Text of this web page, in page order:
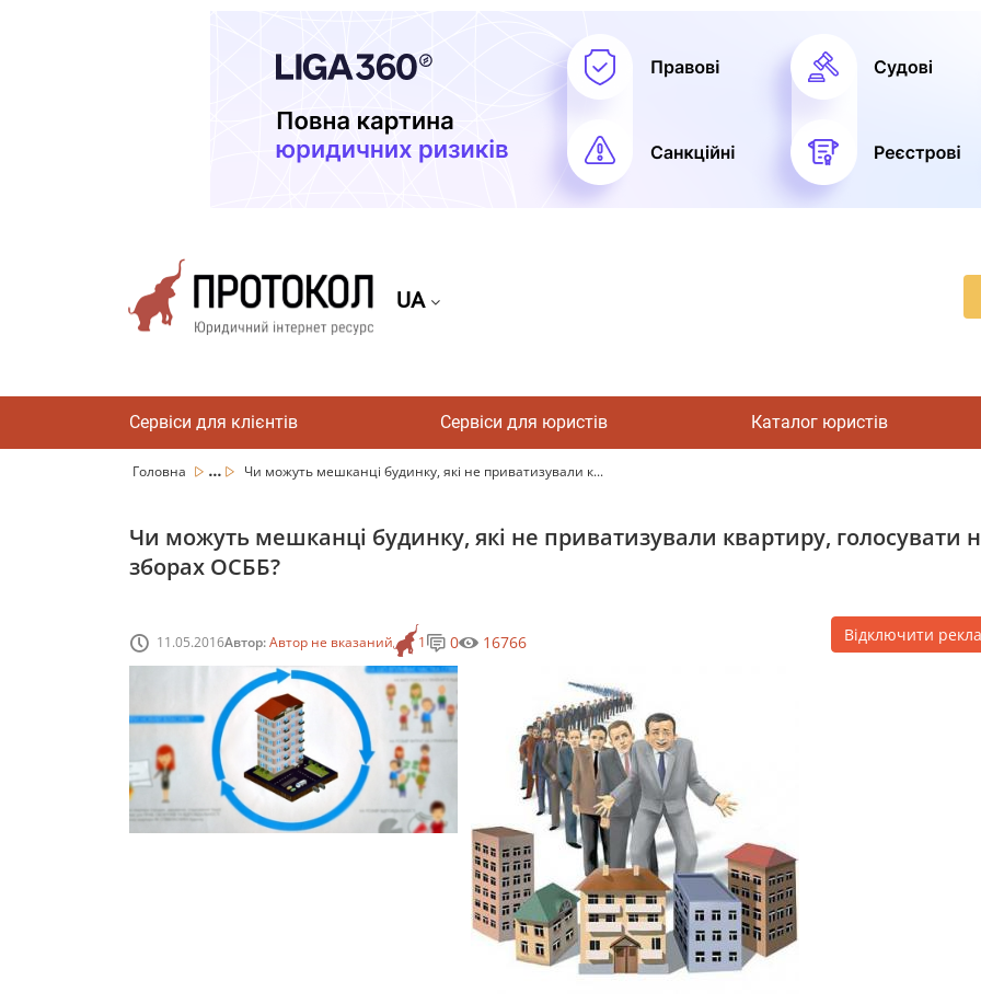
UA
Сервіси для клієнтів Сервіси для юристів Каталог юристів
Головна ... Чи можуть мешканці будинку, які не приватизували к...
Чи можуть мешканці будинку, які не приватизували квартиру, голосувати
зборах ОСББ?
11.05.2016Автор:Автор не вказаний 1 0 16766 Відключити